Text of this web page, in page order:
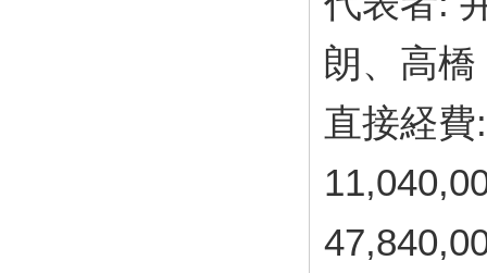
朗、高
直接経